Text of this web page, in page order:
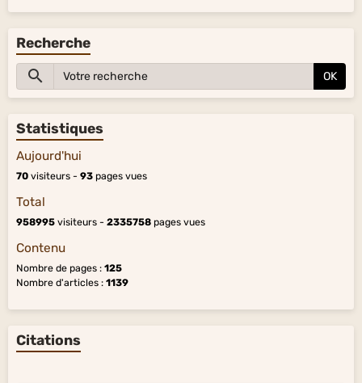
Recherche
OK
Statistiques
Aujourd'hui
70 visiteurs - 93 pages vues
Total
958995 visiteurs - 2335758 pages vues
Contenu
Nombre de pages : 125
Nombre d'articles : 1139
Citations